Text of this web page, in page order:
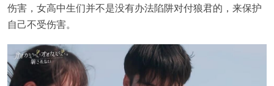
伤害，女高中生们并不是没有办法陷阱对付狼君的，来保护
自己不受伤害。